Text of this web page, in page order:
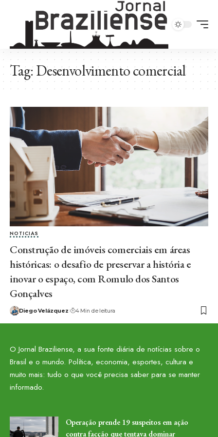
Tag:Desenvolvimento comercial
NOTICIAS
Construção de imóveis comerciais em áreas
históricas: o desafio de preservar a história e
inovar o espaço, com Romulo dos Santos
Gonçalves
Diego Velázquez 4 Min de leitura
O Jornal Braziliense, a sua fonte diária de notícias sobre o
Brasil e o mundo. Política, economia, esportes, cultura e
muito mais: tudo o que você precisa saber para se manter
informado.
Operação prende 19 suspeitos em ação
contra facção que tentava dominar